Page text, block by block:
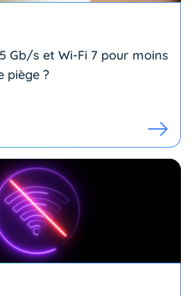
Gb/s et Wi-Fi 7 pour moins
piège ?